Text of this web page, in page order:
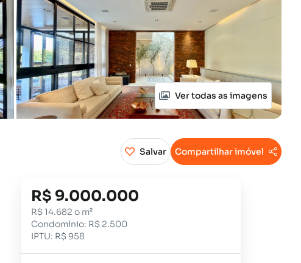
Ver todas as imagens
Salvar Compartilhar imóvel
R$ 9.000.000
R$ 14.682 o m²
Condomínio: R$ 2.500
IPTU: R$ 958